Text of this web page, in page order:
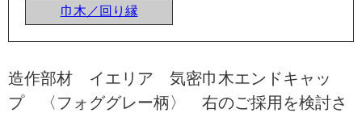
巾木／回り縁
造作部材 イエリア 気密巾木エンドキャッ
プ 〈フォググレー柄〉 右のご採用を検討さ